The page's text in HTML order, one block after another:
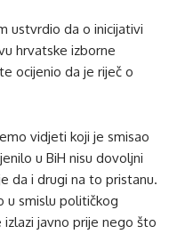
ustvrdio da o inicijativi
hrvatske izborne
ocijenio da je riječ o
vidjeti koji je smisao
u BiH nisu dovoljni
da i drugi na to pristanu.
u smislu političkog
javno prije nego što